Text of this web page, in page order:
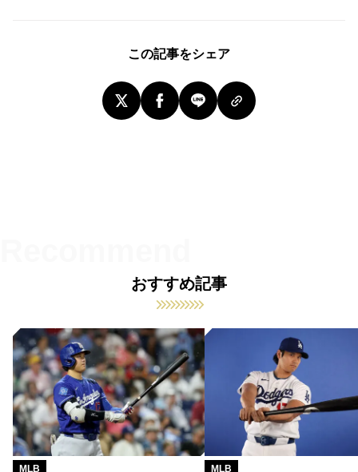
この記事をシェア
おすすめ記事
MLB MLB